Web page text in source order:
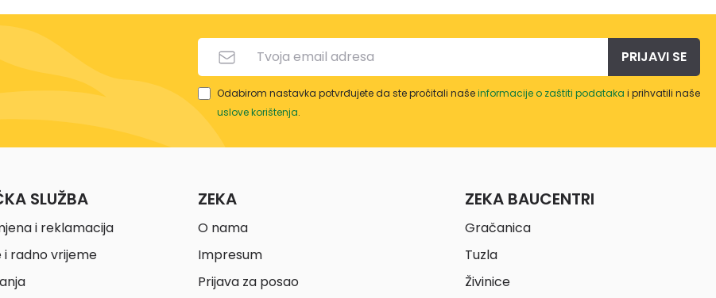
PRIJAVI SE
Odabirom nastavka potvrđujete da ste pročitali našeinformacije o zaštiti podataka i prihvatili naše
uslove korištenja.
SLUŽBA
i reklamacija
i radno vrijeme
ZEKA
O nama
Impresum
Prijava za posao
ZEKA BAUCENTRI
Gračanica
Tuzla
Živinice